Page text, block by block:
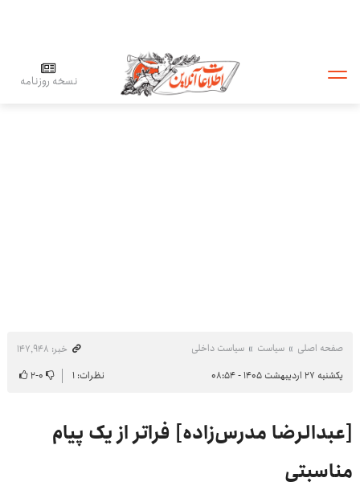
نسخه روزنامه
صفحه اصلی سیاست سیاست داخلی
خبر: ۱۴۷٬۹۴۸
یکشنبه ۲۷ اردیبهشت ۱۴۰۵ - ۰۸:۵۴
نظرات: ۱ ۰-۲
[عبدالرضا مدرس‌زاده] فراتر از یک پیام
مناسبتی